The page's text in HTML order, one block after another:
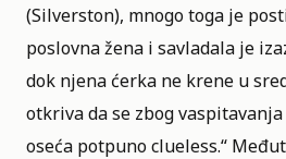
(Silverston), mnogo toga je
poslovna žena i savladala je
dok njena ćerka ne krene u
otkriva da se zbog
oseća potpuno clueless.“